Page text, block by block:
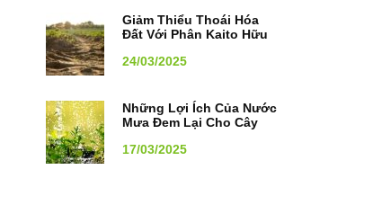
Giảm Thiểu Thoái Hóa
Đất Với Phân Kaito Hữu
24/03/2025
Những Lợi Ích Của Nước
Mưa Đem Lại Cho Cây
17/03/2025